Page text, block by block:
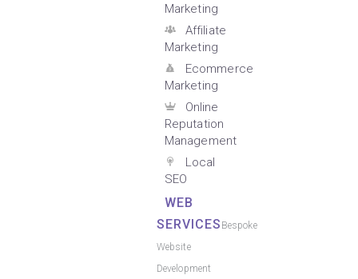
Marketing
Affiliate
Marketing
Ecommerce
Marketing
Online
Reputation
Management
Local
SEO
WEB
SERVICES Bespoke
Website
Development